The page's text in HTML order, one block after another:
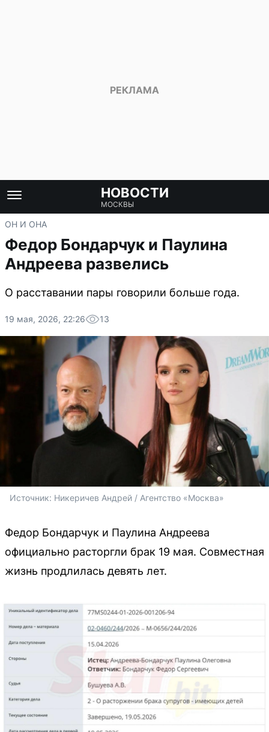
НОВОСТИ
МОСКВЫ
ОН И ОНА
Федор Бондарчук и Паулина
Андреева развелись
О расставании пары говорили больше года.
19 мая, 2026, 22:26 13
Источник: Никеричев Андрей / Агентство «Москва»
Федор Бондарчук и Паулина Андреева
официально расторгли брак 19 мая. Совместная
жизнь продлилась девять лет.